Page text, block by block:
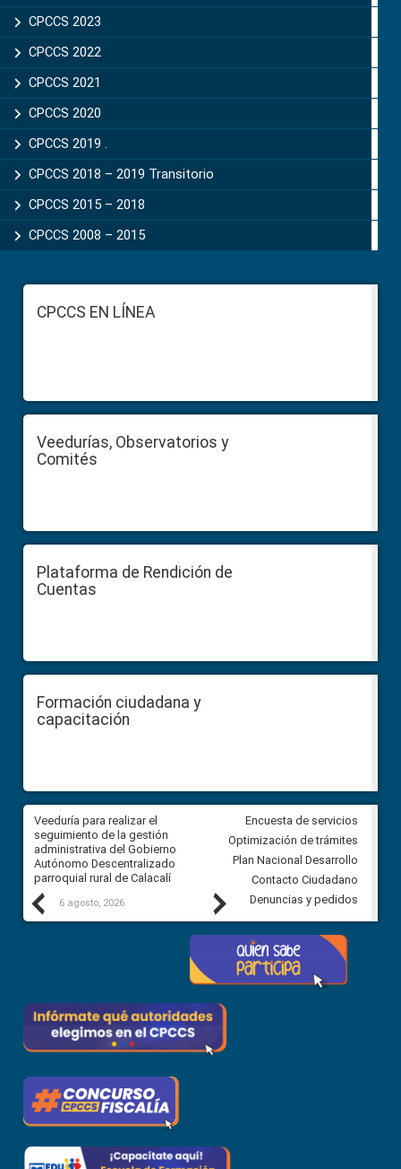
CPCCS 2023
CPCCS 2022
CPCCS 2021
CPCCS 2020
CPCCS 2019 .
CPCCS 2018 – 2019 Transitorio
CPCCS 2015 – 2018
CPCCS 2008 – 2015
FooterCPCCS EN LÍNEA
Veedurías, Observatorios y
Comités
Plataforma de Rendición de
Cuentas
Formación ciudadana y
capacitación
Previous
Veeduría para realizar el
seguimiento de la gestión
administrativa del Gobierno
Autónomo Descentralizado
parroquial rural de Calacalí
6 agosto, 2026
Veeduría para vigilar los
derivados de la Audiencia
comunidad Urbina, parroquia
Carolina
5 agosto, 2026
Next
Encuesta de servicios
Optimización de trámites
Plan Nacional Desarrollo
Contacto Ciudadano
Denuncias y pedidos